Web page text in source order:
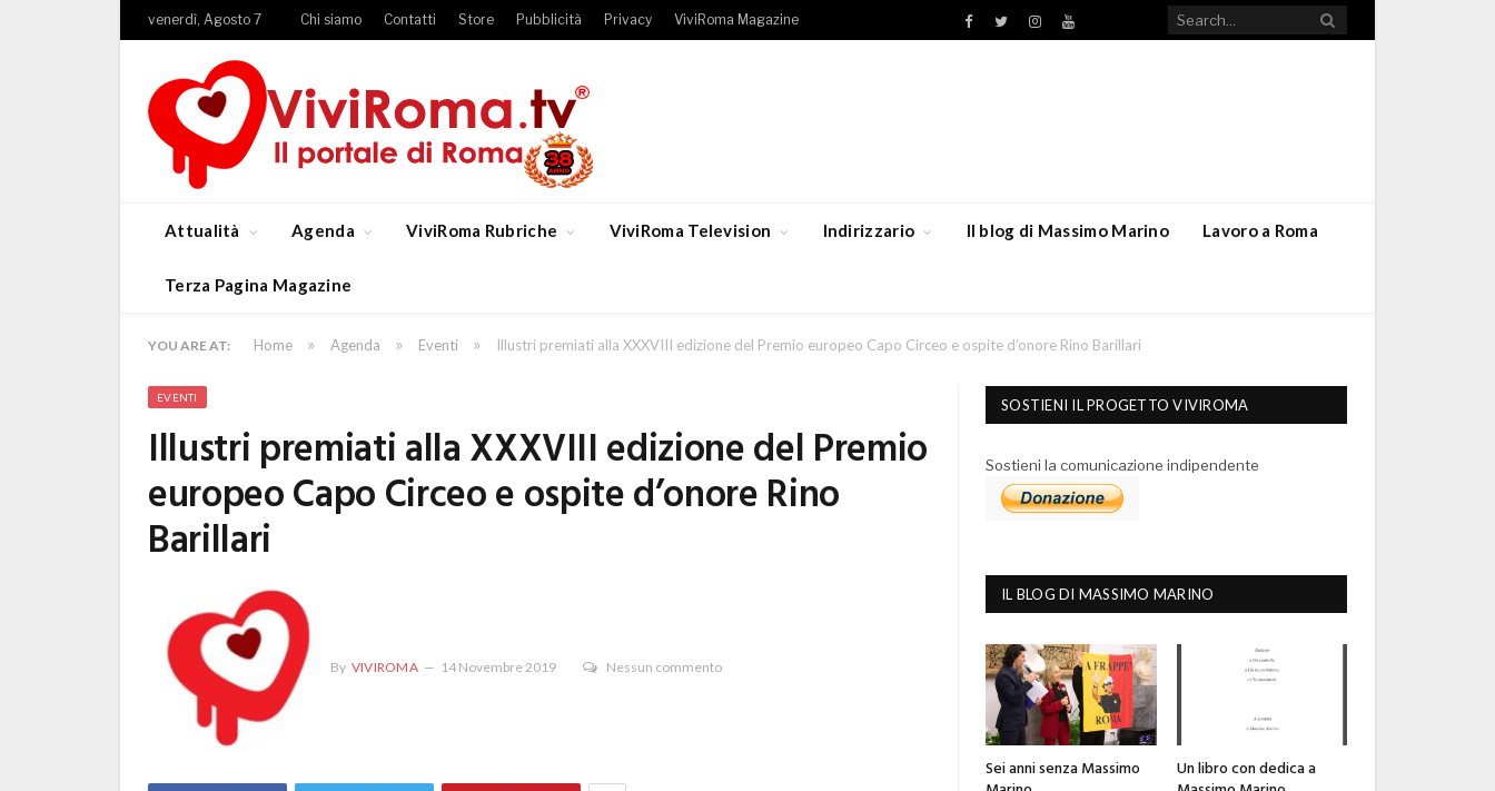
venerdì, Agosto 7 Chi siamo Contatti Store Pubblicità Privacy ViviRoma Magazine Facebook
TwitterInstagramYouTube
Attualità Agenda ViviRoma Rubriche ViviRoma Television Indirizzario Il blog di Massimo Marino Lavoro a Roma
Terza Pagina Magazine
YOU ARE AT: Home » Agenda » Eventi » Illustri premiati alla XXXVIII edizione del Premio europeo Capo Circeo e ospite d’onore Rino Barillari
EVENTI
Illustri premiati alla XXXVIII edizione del Premio
europeo Capo Circeo e ospite d’onore Rino
Barillari
By VIVIROMA 14 Novembre 2019 Nessun commento
SOSTIENI IL PROGETTO VIVIROMA
Sostieni la comunicazione indipendente
IL BLOG DI MASSIMO MARINO
Sei anni senza Massimo
Un libro con dedica a